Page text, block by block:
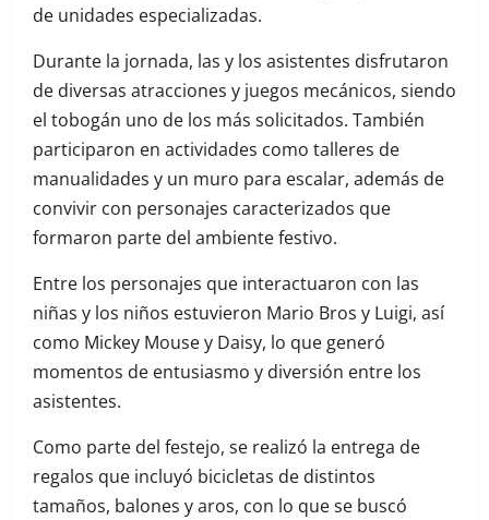
de unidades especializadas.
Durante la jornada, las y los asistentes disfrutaron
de diversas atracciones y juegos mecánicos, siendo
el tobogán uno de los más solicitados. También
participaron en actividades como talleres de
manualidades y un muro para escalar, además de
convivir con personajes caracterizados que
formaron parte del ambiente festivo.
Entre los personajes que interactuaron con las
niñas y los niños estuvieron Mario Bros y Luigi, así
como Mickey Mouse y Daisy, lo que generó
momentos de entusiasmo y diversión entre los
asistentes.
Como parte del festejo, se realizó la entrega de
regalos que incluyó bicicletas de distintos
tamaños, balones y aros, con lo que se buscó